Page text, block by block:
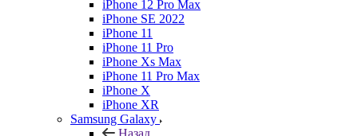
iPhone 12 Pro Max
iPhone SE 2022
iPhone 11
iPhone 11 Pro
iPhone Xs Max
iPhone 11 Pro Max
iPhone X
iPhone XR
Samsung Galaxy
Назад